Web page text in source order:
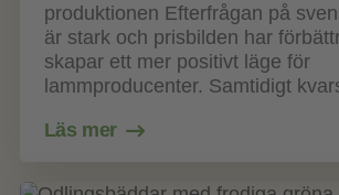
produktionen Efterfrågan på
är stark och prisbilden har
skapar ett mer positivt läge för
lammproducenter. Samtidigt
Läs mer